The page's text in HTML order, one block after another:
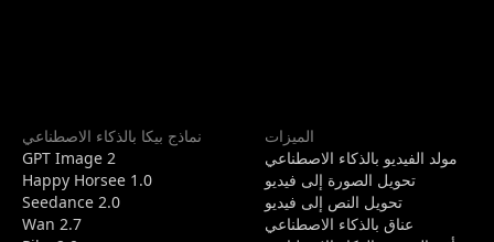
نماذج بيكا بالذكاء الاصطناعي
GPT Image 2
Happy Horsee 1.0
Seedance 2.0
Wan 2.7
الميزات
مولد الفيديو بالذكاء الاصطناعي
تحويل الصورة إلى فيديو
تحويل النص إلى فيديو
عناق بالذكاء الاصطناعي